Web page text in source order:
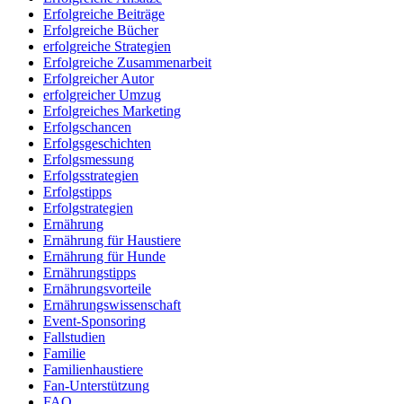
Erfolgreiche Beiträge
Erfolgreiche Bücher
erfolgreiche Strategien
Erfolgreiche Zusammenarbeit
Erfolgreicher Autor
erfolgreicher Umzug
Erfolgreiches Marketing
Erfolgschancen
Erfolgsgeschichten
Erfolgsmessung
Erfolgsstrategien
Erfolgstipps
Erfolgstrategien
Ernährung
Ernährung für Haustiere
Ernährung für Hunde
Ernährungstipps
Ernährungsvorteile
Ernährungswissenschaft
Event-Sponsoring
Fallstudien
Familie
Familienhaustiere
Fan-Unterstützung